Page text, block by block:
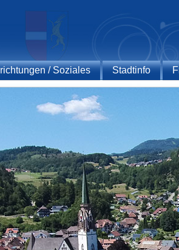
/ Soziales Stadtinfo